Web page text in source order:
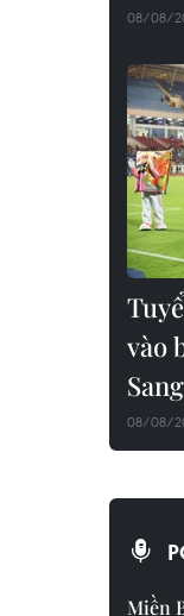
08/08/
vào
08/08/
Miền